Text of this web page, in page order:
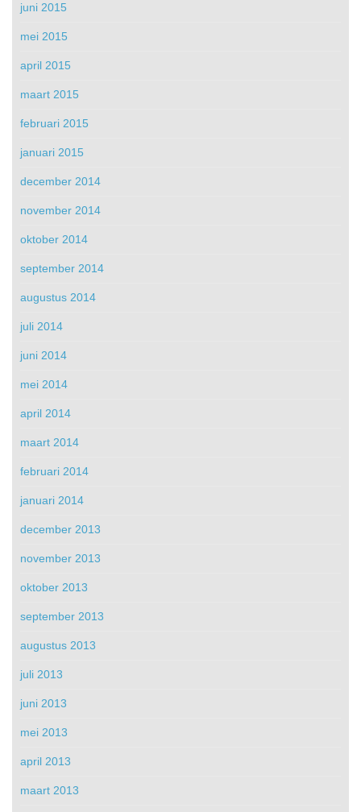
juni 2015
mei 2015
april 2015
maart 2015
februari 2015
januari 2015
december 2014
november 2014
oktober 2014
september 2014
augustus 2014
juli 2014
juni 2014
mei 2014
april 2014
maart 2014
februari 2014
januari 2014
december 2013
november 2013
oktober 2013
september 2013
augustus 2013
juli 2013
juni 2013
mei 2013
april 2013
maart 2013